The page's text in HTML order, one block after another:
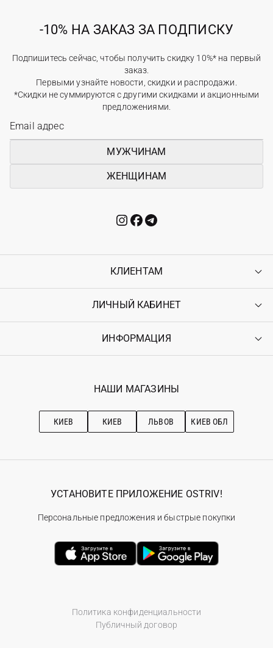
-10% НА ЗАКАЗ ЗА ПОДПИСКУ
Подпишитесь сейчас, чтобы получить скидку 10%* на первый
заказ.
Первыми узнайте новости, скидки и распродажи.
*Скидки не суммируются с другими скидками и акционными
предложениями.
МУЖЧИНАМ
ЖЕНЩИНАМ
КЛИЕНТАМ
Контакты
Возврат
Гарантия
ЛИЧНЫЙ КАБИНЕТ
Войти
Ostriv Club+
ИНФОРМАЦИЯ
Наши магазини
Рекомендации по уходу
НАШИ МАГАЗИНЫ
КИЕВ КИЕВ ЛЬВОВ КИЕВ ОБЛ
Политика конфиденциальности
Публичный договор
УСТАНОВИТЕ ПРИЛОЖЕНИЕ OSTRIV!
Персональные предложения и быстрые покупки